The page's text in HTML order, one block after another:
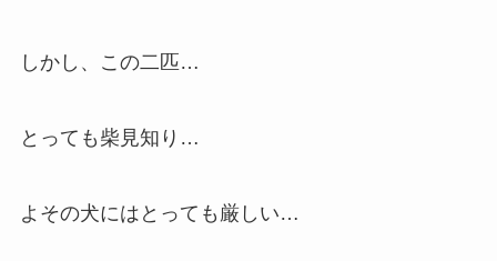
しかし、この二匹…
とっても柴見知り…
よその犬にはとっても厳しい…